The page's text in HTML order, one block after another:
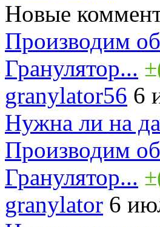
Новые
Производим
Гранулятор...
granylator56 6
Нужна ли на
Производим
Гранулятор...
granylator 6